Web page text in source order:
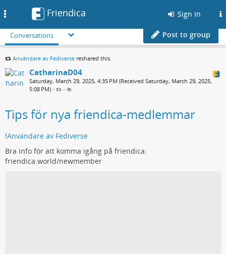
Friendica Sign in
Conversations Post to group
Användare av Fediverse reshared this.
CatharinaD04
Saturday, March 29, 2025, 4:35 PM (Received Saturday, March 29, 2025,
5:08 PM) • •
Tips för nya friendica-medlemmar
!Användare av Fediverse
Bra info för att komma igång på friendica:
friendica.world/newmember